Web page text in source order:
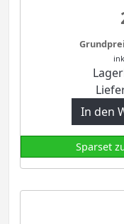
In den
Sparset